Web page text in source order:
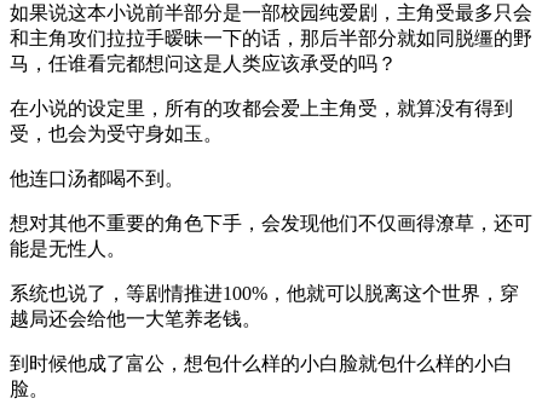
如果说这本小说前半部分是一部校园纯爱剧，主角受最多只会
和主角攻们拉拉手暧昧一下的话，那后半部分就如同脱缰的野
马，任谁看完都想问这是人类应该承受的吗？
在小说的设定里，所有的攻都会爱上主角受，就算没有得到
受，也会为受守身如玉。
他连口汤都喝不到。
想对其他不重要的角色下手，会发现他们不仅画得潦草，还可
能是无性人。
系统也说了，等剧情推进100%，他就可以脱离这个世界，穿
越局还会给他一大笔养老钱。
到时候他成了富公，想包什么样的小白脸就包什么样的小白
脸。